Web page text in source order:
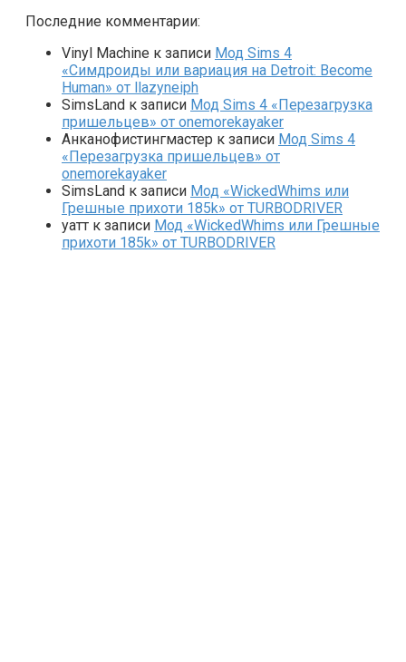
Последние комментарии:
Vinyl Machine к записи Мод Sims 4
«Симдроиды или вариация на Detroit: Become
Human» от llazyneiph
SimsLand к записи Мод Sims 4 «Перезагрузка
пришельцев» от onemorekayaker
Анканофистингмастер к записи Мод Sims 4
«Перезагрузка пришельцев» от
onemorekayaker
SimsLand к записи Мод «WickedWhims или
Грешные прихоти 185k» от TURBODRIVER
yaтт к записи Мод «WickedWhims или Грешные
прихоти 185k» от TURBODRIVER